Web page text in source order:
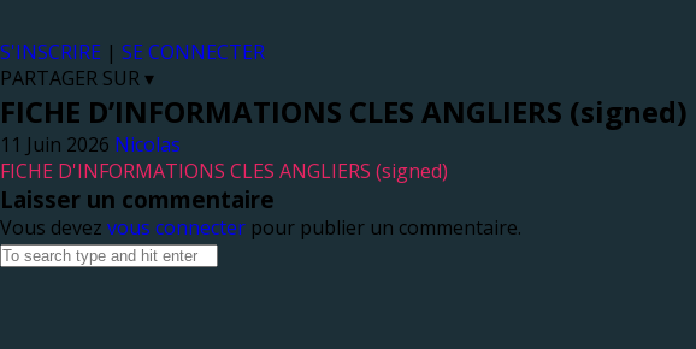
S'INSCRIRE | SE CONNECTER
PARTAGER SUR ▾
FICHE D’INFORMATIONS CLES ANGLIERS (signed)
Nicolas
FICHE D'INFORMATIONS CLES ANGLIERS (signed)
Laisser un commentaire
Vous devez vous connecter pour publier un commentaire.